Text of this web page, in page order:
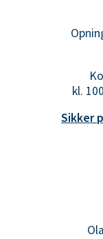
kl.
Sikker